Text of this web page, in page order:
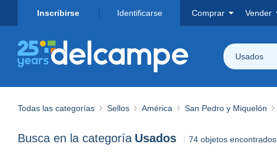
Inscribirse Identificarse Comprar Vender
Usados
Todas las categorías Sellos América San Pedro y Miquelón
Busca en la categoría Usados 74 objetos encontrados